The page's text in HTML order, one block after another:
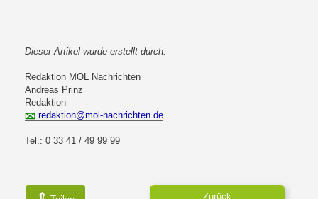
Dieser Artikel wurde erstellt durch:
Redaktion MOL Nachrichten
Andreas Prinz
Redaktion
redaktion@mol-nachrichten.de
Tel.: 0 33 41 / 49 99 99
Zurück